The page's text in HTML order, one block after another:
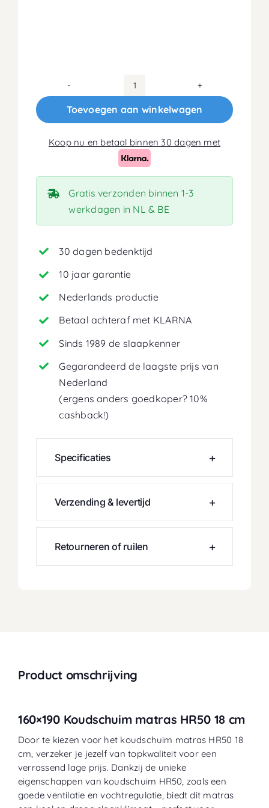
160x190
Koudschuim
18cm
aantal
Toevoegen aan winkelwagen
Koop nu en betaal binnen 30 dagen met
Gratis verzonden binnen 1-3
werkdagen in NL & BE
30 dagen bedenktijd
10 jaar garantie
Nederlands productie
Betaal achteraf met KLARNA
Sinds 1989 de slaapkenner
Gegarandeerd de laagste prijs van
Nederland
(ergens anders goedkoper? 10%
cashback!)
Specificaties
Verzending & levertijd
Retourneren of ruilen
Product omschrijving
160×190 Koudschuim matras HR50 18 cm
Door te kiezen voor het koudschuim matras HR50 18
cm, verzeker je jezelf van topkwaliteit voor een
verrassend lage prijs. Dankzij de unieke
eigenschappen van koudschuim HR50, zoals een
goede ventilatie en vochtregulatie, biedt dit matras